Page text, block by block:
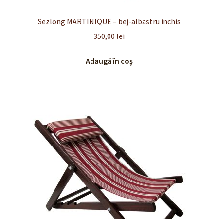
Sezlong MARTINIQUE – bej-albastru inchis
350,00 lei
Adaugă în coș